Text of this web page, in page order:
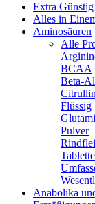
Extra Günstig
Alles in
Aminosäuren
Alle
BCAA
Beta-
Flüssig
Pulver
Tablette
Anabolika